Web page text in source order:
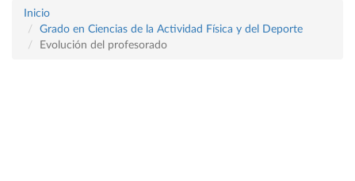
Inicio
Grado en Ciencias de la Actividad Física y del Deporte
Evolución del profesorado